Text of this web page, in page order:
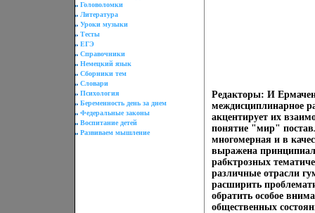
Головоломки
Литература
Уроки музыки
Тесты
ЕГЭ
Справочники
Немецкий язык
Сборники тем
Словари
Психология
Беременность день за днем
Федеральные законы
Воспитание детей
Развиваем мышление
Редакторы: И
междисциплинарное
акцентирует их
понятие "мир"
многомерная и в
выражена
рабктрозных
различные отрасли
расширить
обратить особое
общественных